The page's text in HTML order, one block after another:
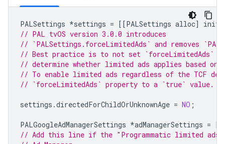
PALSettings *settings = [[PALSettings alloc] init
// PAL tvOS version 3.0.0 introduces
// `PALSettings.forceLimitedAds` and removes
// Best practice is to not set `forceLimitedAds`
// determine whether limited ads applies based on
// To enable limited ads regardless of the TCF
// `forceLimitedAds` property to a `true` value.
settings .directedForChildOrUnknownAge = NO ;
PALGoogleAdManagerSettings *adManagerSettings = [[
// Add this line if the "Programmatic limited